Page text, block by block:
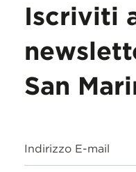
Iscriviti
San
Indirizzo E-mail